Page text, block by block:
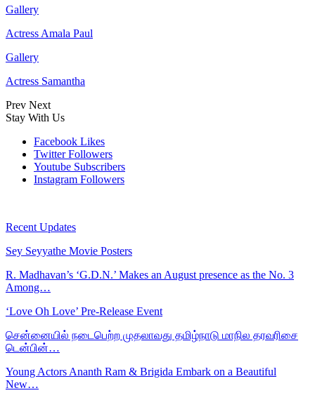
Gallery
Actress Amala Paul
Gallery
Actress Samantha
Prev Next
Stay With Us
Facebook Likes
Twitter Followers
Youtube Subscribers
Instagram Followers
Recent Updates
Sey Seyyathe Movie Posters
R. Madhavan’s ‘G.D.N.’ Makes an August presence as the No. 3
Among…
‘Love Oh Love’ Pre-Release Event
சென்னையில் நடைபெற்ற முதலாவது தமிழ்நாடு மாநில தரவரிசை
டென்பின்…
Young Actors Ananth Ram & Brigida Embark on a Beautiful
New…